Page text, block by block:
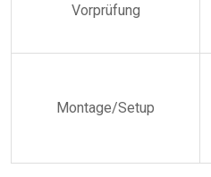
Vorprüfung
Montage/Setup